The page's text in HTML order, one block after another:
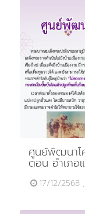
ศูนย์พัฒนาโ
ตอน อำเภอ
17/12/2568